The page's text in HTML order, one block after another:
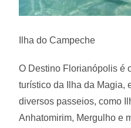
Ilha do Campeche
O Destino Florianópolis é
turístico da Ilha da Magia,
diversos passeios, como
Anhatomirim, Mergulho e